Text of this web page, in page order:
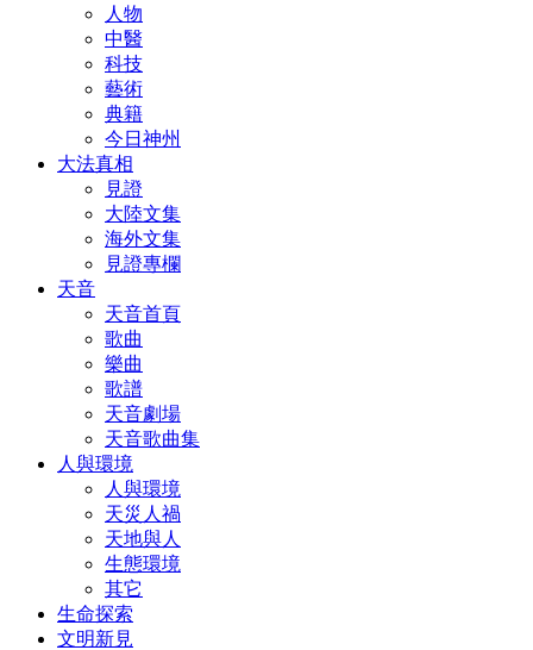
人物
中醫
科技
藝術
典籍
今日神州
大法真相
見證
大陸文集
海外文集
見證專欄
天音
天音首頁
歌曲
樂曲
歌譜
天音劇場
天音歌曲集
人與環境
人與環境
天災人禍
天地與人
生態環境
其它
生命探索
文明新見